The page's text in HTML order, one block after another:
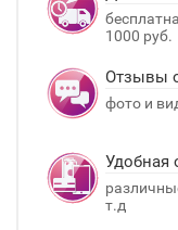
1000 руб.
Отзывы
фото и
Удобная
т.д